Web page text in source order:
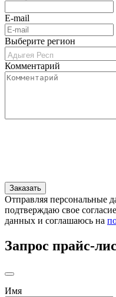
E-mail
Выберите регион
Комментарий
Отправляя персональные
подтверждаю свое
данных и соглашаюсь на
Запрос прайс-
Имя